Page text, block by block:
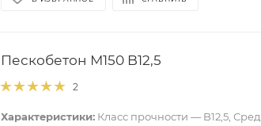
Пескобетон М150 B12,5
2
Характеристики: Класс прочности — B12,5,